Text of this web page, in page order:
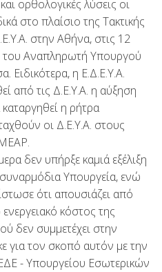
ορθολογικές λύσεις οι
στο πλαίσιο της Τακτικής
στην Αθήνα, στις 12
Αναπληρωτή Υπουργού
Ειδικότερα, η Ε.Δ.Ε.Υ.Α.
από τις Δ.Ε.Υ.Α. η αύξηση
η ρήτρα
οι Δ.Ε.Υ.Α. στους
δεν υπήρξε καμιά εξέλιξη
Υπουργεία, ενώ
ότι απουσιάζει από
κόστος της
δεν συμμετέχει στην
για τον σκοπό αυτόν με την
- Υπουργείου Εσωτερικών